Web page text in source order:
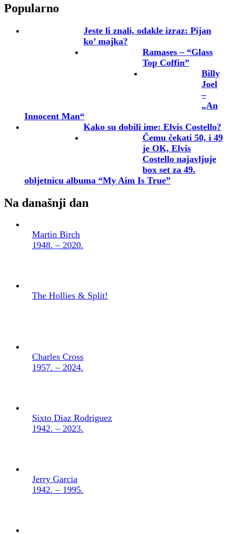
Popularno
Jeste li znali, odakle izraz: Pijan
ko’ majka?
Ramases – “Glass
Top Coffin”
Billy
Joel
–
„An
Innocent Man“
Kako su dobili ime: Elvis Costello?
Čemu čekati 50, i 49
je OK, Elvis
Costello najavljuje
box set za 49.
obljetnicu albuma “My Aim Is True”
Na današnji dan
Martin Birch
1948. – 2020.
The Hollies & Split!
Charles Cross
1957. – 2024.
Sixto Diaz Rodriguez
1942. – 2023.
Jerry Garcia
1942. – 1995.